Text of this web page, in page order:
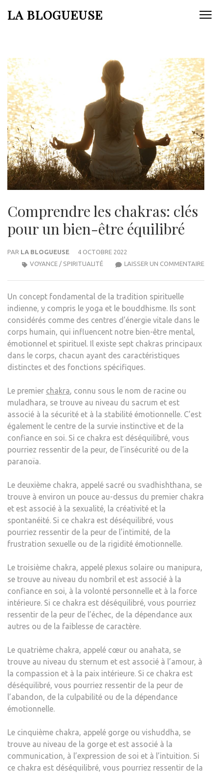
auLA BLOGUEUSE
Comprendre les chakras: clés
pour un bien-être équilibré
PAR LA BLOGUEUSE
4 OCTOBRE 2022
LAISSER UN COMMENTAIRE
VOYANCE / SPIRITUALITÉ
Un concept fondamental de la tradition spirituelle
indienne, y compris le yoga et le bouddhisme. Ils sont
considérés comme des centres d’énergie vitale dans le
corps humain, qui influencent notre bien-être mental,
émotionnel et spirituel. Il existe sept chakras principaux
dans le corps, chacun ayant des caractéristiques
distinctes et des fonctions spécifiques.
Le premier chakra, connu sous le nom de racine ou
muladhara, se trouve au niveau du sacrum et est
associé à la sécurité et à la stabilité émotionnelle. C’est
également le centre de la survie instinctive et de la
confiance en soi. Si ce chakra est déséquilibré, vous
pourriez ressentir de la peur, de l’insécurité ou de la
paranoïa.
Le deuxième chakra, appelé sacré ou svadhishthana, se
trouve à environ un pouce au-dessus du premier chakra
et est associé à la sexualité, la créativité et la
spontanéité. Si ce chakra est déséquilibré, vous
pourriez ressentir de la peur de l’intimité, de la
frustration sexuelle ou de la rigidité émotionnelle.
Le troisième chakra, appelé plexus solaire ou manipura,
se trouve au niveau du nombril et est associé à la
confiance en soi, à la volonté personnelle et à la force
intérieure. Si ce chakra est déséquilibré, vous pourriez
ressentir de la peur de l’échec, de la dépendance aux
autres ou de la faiblesse de caractère.
Le quatrième chakra, appelé cœur ou anahata, se
trouve au niveau du sternum et est associé à l’amour, à
la compassion et à la paix intérieure. Si ce chakra est
déséquilibré, vous pourriez ressentir de la peur de
l’abandon, de la culpabilité ou de la dépendance
émotionnelle.
Le cinquième chakra, appelé gorge ou vishuddha, se
trouve au niveau de la gorge et est associé à la
communication, à l’expression de soi et à l’intuition. Si
ce chakra est déséquilibré, vous pourriez ressentir de la